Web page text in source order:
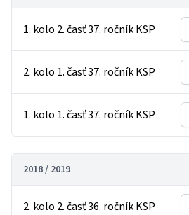
1. kolo 2. časť 37. ročník KSP
2. kolo 1. časť 37. ročník KSP
1. kolo 1. časť 37. ročník KSP
2018 / 2019
2. kolo 2. časť 36. ročník KSP